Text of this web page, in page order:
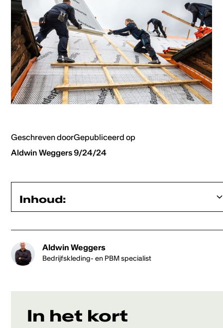
Geschreven door
Aldwin Weggers
Gepubliceerd op
9/24/24
Inhoud:
Heading 2
Heading 3
Heading 6
Aldwin Weggers
Bedrijfskleding- en PBM specialist
In het kort